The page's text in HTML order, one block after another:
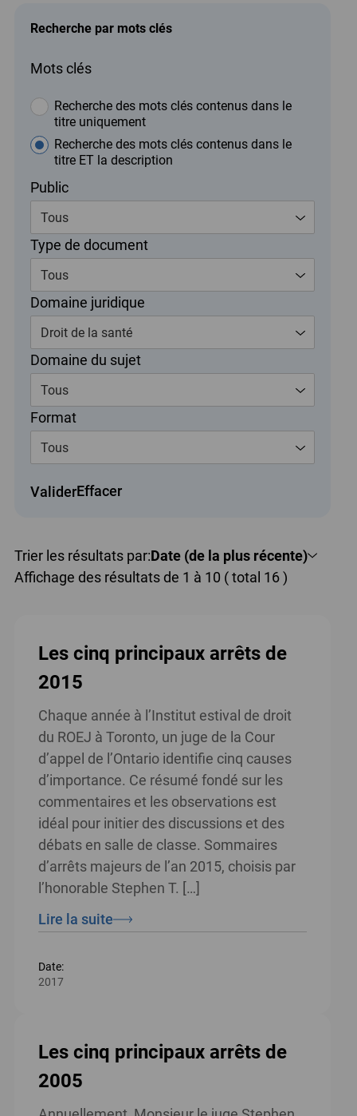
Recherche par mots clés
Mots clés
Recherche des mots clés contenus dans le
titre uniquement
Recherche des mots clés contenus dans le
titre ET la description
Public
Tous
Type de document
Tous
Domaine juridique
Droit de la santé
Domaine du sujet
Tous
Format
Tous
ValiderEffacer
Affichage des résultats de 1 à 10 ( total 16 )
Trier les résultats par:Date (de la plus récente)
Les cinq principaux arrêts de
2015
Chaque année à l’Institut estival de droit
du ROEJ à Toronto, un juge de la Cour
d’appel de l’Ontario identifie cinq causes
d’importance. Ce résumé fondé sur les
commentaires et les observations est
idéal pour initier des discussions et des
débats en salle de classe. Sommaires
d’arrêts majeurs de l’an 2015, choisis par
l’honorable Stephen T. […]
Lire la suite
Date:
2017
Les cinq principaux arrêts de
2005